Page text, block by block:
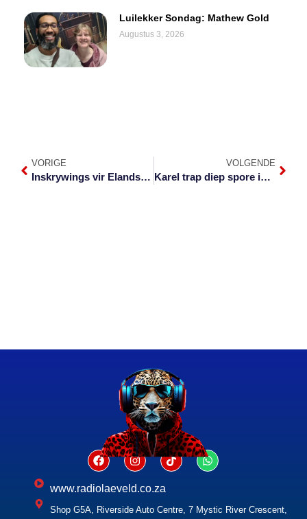
Luilekker Sondag: Mathew Gold
Augustus 3, 2026
VORIGE
Inskrywings vir Elands sluit eersdaags
VOLGENDE
Karel trap diep spore in Laeveld
www.radiolaeveld.co.za
Shop G5A, Riverside Auto Centre, 7 Mystic River Crescent,